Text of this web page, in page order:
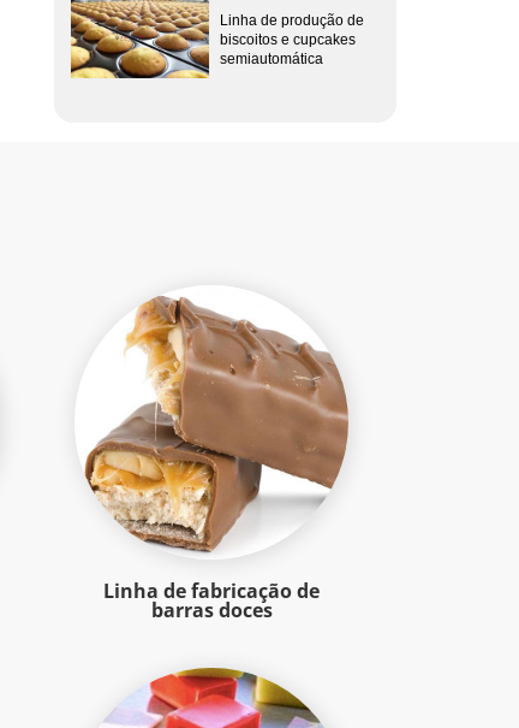
Linha de produção de
biscoitos e cupcakes
semiautomática
Linha de fabricação de
barras doces